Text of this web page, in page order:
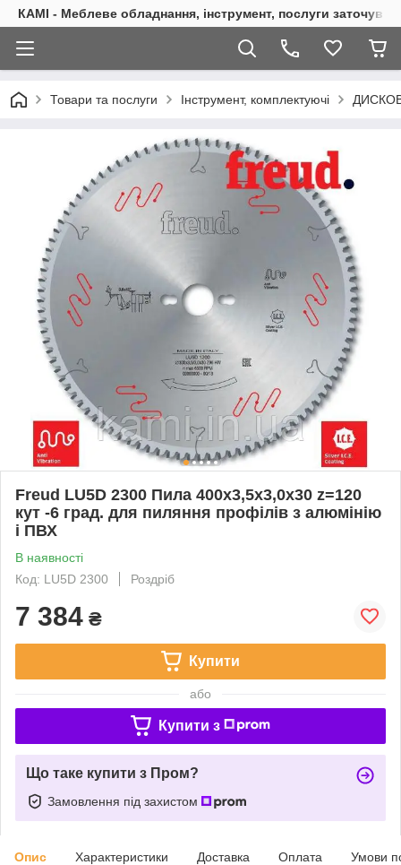
КАМІ - Меблеве обладнання, інструмент, послуги
Товари та послуги Інструмент, комплектуючі
Freud LU5D 2300 Пила 400х3,5x3,0x30 z=120
кут -6 град. для пиляння профілів з алюмінію
і ПВХ
В наявності
Код: LU5D 2300
Роздріб
7 384 ₴
Купити
або
Купити з
Що таке купити з Пром?
Замовлення під захистом
Опис Характеристики Доставка Оплата Умови